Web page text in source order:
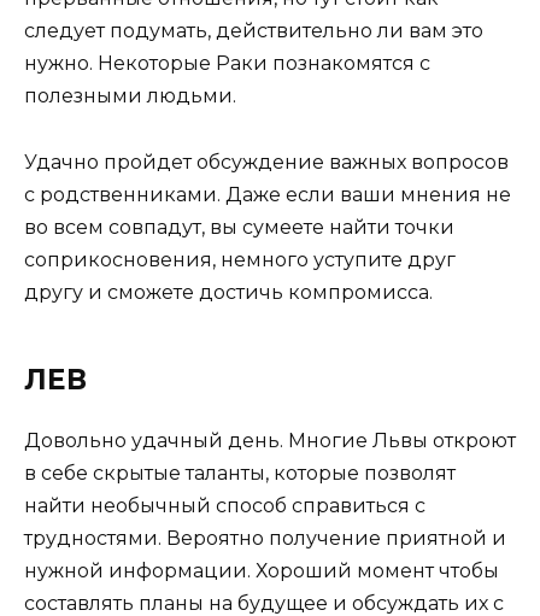
следует подумать, действительно ли вам это
нужно. Некоторые Раки познакомятся с
полезными людьми.
Удачно пройдет обсуждение важных вопросов
с родственниками. Даже если ваши мнения не
во всем совпадут, вы сумеете найти точки
соприкосновения, немного уступите друг
другу и сможете достичь компромисса.
ЛЕВ
Довольно удачный день. Многие Львы откроют
в себе скрытые таланты, которые позволят
найти необычный способ справиться с
трудностями. Вероятно получение приятной и
нужной информации. Хороший момент чтобы
составлять планы на будущее и обсуждать их с